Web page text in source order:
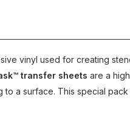
vinyl used for creating
transfer sheets are a
a surface. This special pack